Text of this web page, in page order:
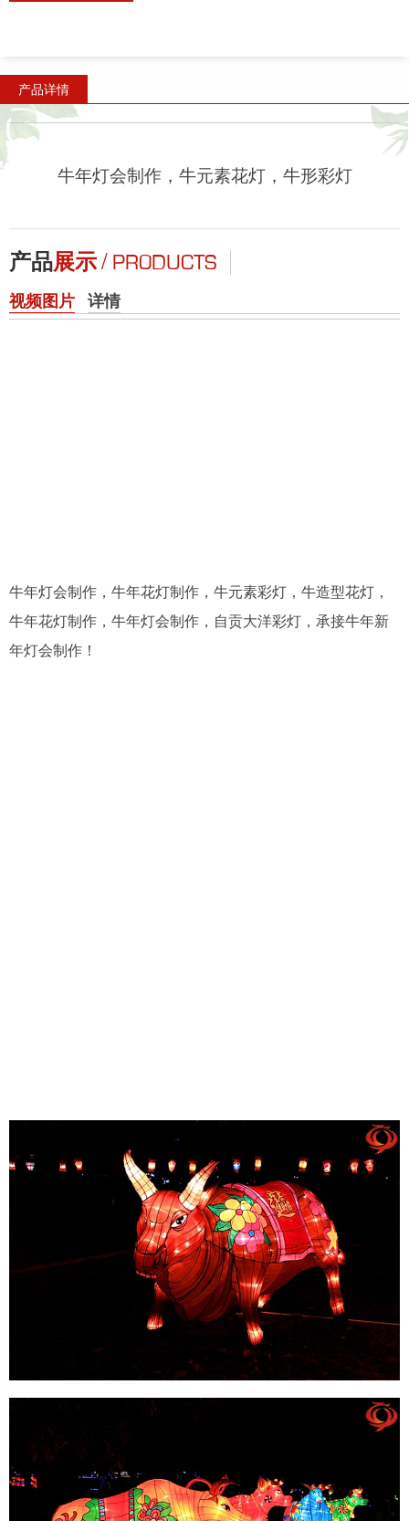
产品详情
牛年灯会制作，牛元素花灯，牛形彩灯
产品展示/ PRODUCTS
视频图片 详情
牛年灯会制作，牛年花灯制作，牛元素彩灯，牛造型花灯，
牛年花灯制作，牛年灯会制作，自贡大洋彩灯，承接牛年新
年灯会制作！